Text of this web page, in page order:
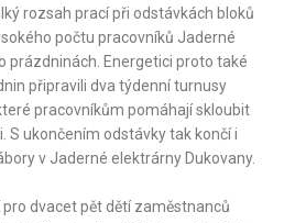
rozsah prací při odstávkách bloků
počtu pracovníků Jaderné
prázdninách. Energetici proto také
připravili dva týdenní turnusy
pracovníkům pomáhají skloubit
S ukončením odstávky tak končí i
v Jaderné elektrárny Dukovany.
pro dvacet pět dětí zaměstnanců